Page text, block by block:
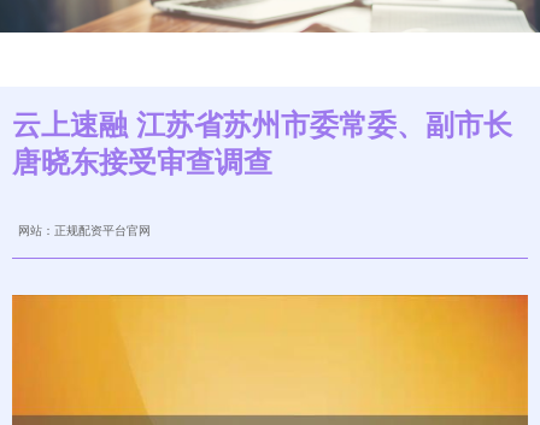
云上速融 江苏省苏州市委常委、副市长
唐晓东接受审查调查
网站：正规配资平台官网